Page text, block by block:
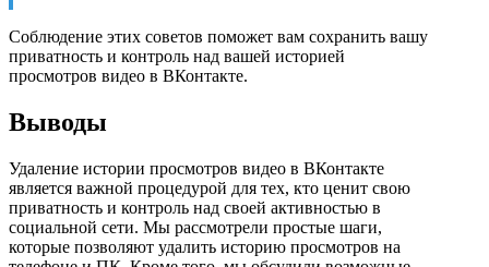
Соблюдение этих советов поможет вам сохранить вашу
приватность и контроль над вашей историей
просмотров видео в ВКонтакте.
Выводы
Удаление истории просмотров видео в ВКонтакте
является важной процедурой для тех, кто ценит свою
приватность и контроль над своей активностью в
социальной сети. Мы рассмотрели простые шаги,
которые позволяют удалить историю просмотров на